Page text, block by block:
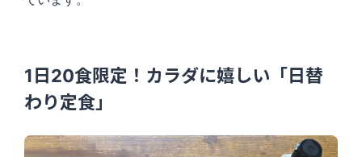
1日20食限定！カラダに嬉しい「日替
わり定食」